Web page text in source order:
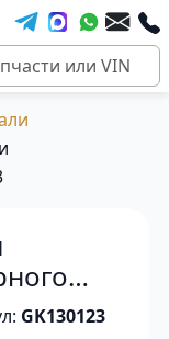
GK130123